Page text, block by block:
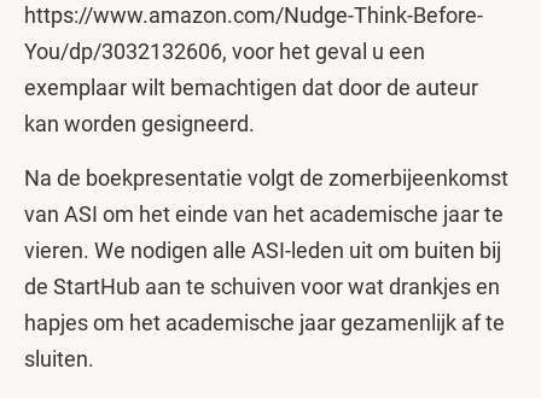
https://www.amazon.com/Nudge-Think-Before-
You/dp/3032132606, voor het geval u een
exemplaar wilt bemachtigen dat door de auteur
kan worden gesigneerd.
Na de boekpresentatie volgt de zomerbijeenkomst
van ASI om het einde van het academische jaar te
vieren. We nodigen alle ASI-leden uit om buiten bij
de StartHub aan te schuiven voor wat drankjes en
hapjes om het academische jaar gezamenlijk af te
sluiten.